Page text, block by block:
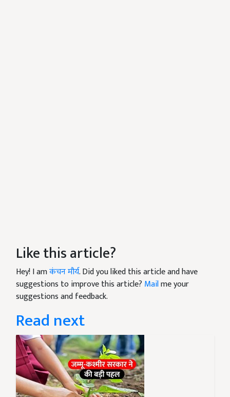
Like this article?
Hey! I amकंचन मौर्य. Did you liked this article and have
suggestions to improve this article? Mailme your
suggestions and feedback.
Read next